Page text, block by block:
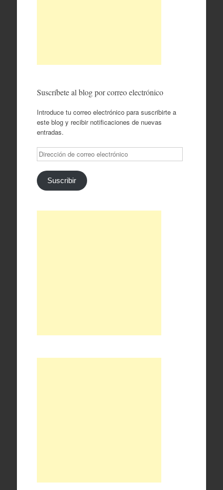
Suscríbete al blog por correo electrónico
Introduce tu correo electrónico para suscribirte a
este blog y recibir notificaciones de nuevas
entradas.
Dirección
de
correo
electrónico
Suscribir